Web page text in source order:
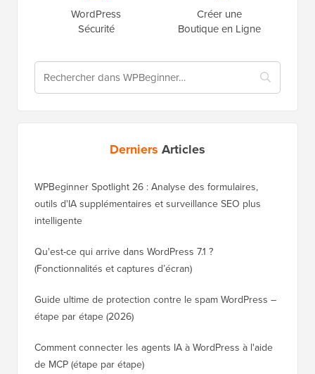
WordPress
Sécurité
Créer une
Boutique en Ligne
Derniers Articles
WPBeginner Spotlight 26 : Analyse des formulaires,
outils d'IA supplémentaires et surveillance SEO plus
intelligente
Qu'est-ce qui arrive dans WordPress 7.1 ?
(Fonctionnalités et captures d’écran)
Guide ultime de protection contre le spam WordPress –
étape par étape (2026)
Comment connecter les agents IA à WordPress à l'aide
de MCP (étape par étape)